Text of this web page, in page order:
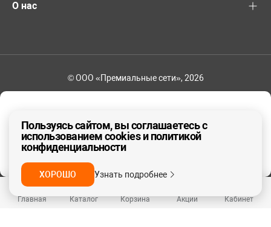
Главная Каталог Корзина Акции Кабинет
ДА, ВЕРНО
О нас
© ООО «Премиальные сети», 2026
Пользуясь сайтом, вы соглашаетесь с
использованием cookies и политикой
конфиденциальности
ХОРОШО Узнать подробнее